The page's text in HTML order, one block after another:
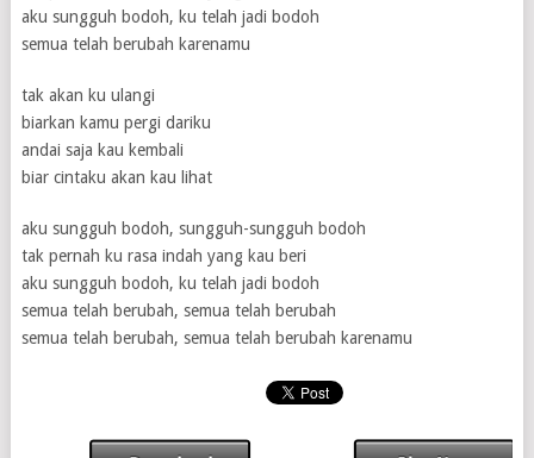
aku sungguh bodoh, ku telah jadi bodoh
semua telah berubah karenamu
tak akan ku ulangi
biarkan kamu pergi dariku
andai saja kau kembali
biar cintaku akan kau lihat
aku sungguh bodoh, sungguh-sungguh bodoh
tak pernah ku rasa indah yang kau beri
aku sungguh bodoh, ku telah jadi bodoh
semua telah berubah, semua telah berubah
semua telah berubah, semua telah berubah karenamu